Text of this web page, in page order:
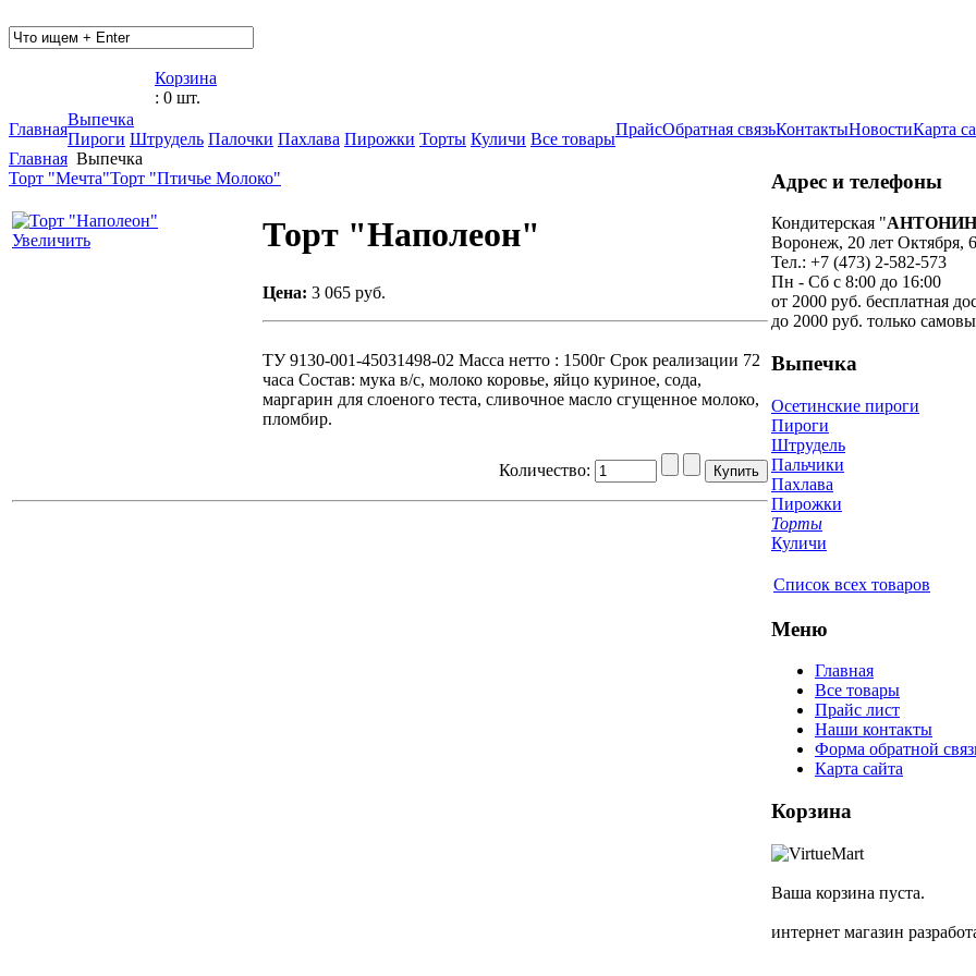
Корзина
: 0 шт.
Главная
Выпечка
Пироги Штрудель Палочки Пахлава Пирожки Торты Куличи Все товары
ПрайсОбратная связьКонтактыНовостиКарта
Главная Выпечка
Торт "Мечта"Торт "Птичье Молоко"
Увеличить Торт "Наполеон"
Цена: 3 065 руб.
ТУ 9130-001-45031498-02 Масса нетто : 1500г Срок реализации 72
часа Состав: мука в/с, молоко коровье, яйцо куриное, сода,
маргарин для слоеного теста, сливочное масло сгущенное молоко,
пломбир.
Количество:
Адрес и телефоны
Кондитерская "
Воронеж, 20 лет Октября,
Тел.: +7 (473) 2-582-573
Пн - Сб с 8:00 до 16:00
от 2000 руб. бесплатная
до 2000 руб. только
Выпечка
Осетинские пироги
Пироги
Штрудель
Пальчики
Пахлава
Пирожки
Торты
Куличи
Список всех товаров
Меню
Главная
Все товары
Прайс лист
Наши контакты
Форма обратной
Карта сайта
Корзина
Ваша корзина пуста.
интернет магазин